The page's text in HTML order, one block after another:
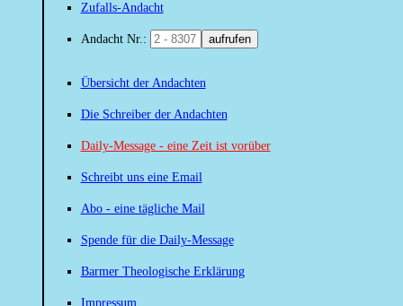
Zufalls-Andacht
Andacht Nr.: aufrufen
Übersicht der Andachten
Die Schreiber der Andachten
Daily-Message - eine Zeit ist vorüber
Schreibt uns eine Email
Abo - eine tägliche Mail
Spende für die Daily-Message
Barmer Theologische Erklärung
Impressum